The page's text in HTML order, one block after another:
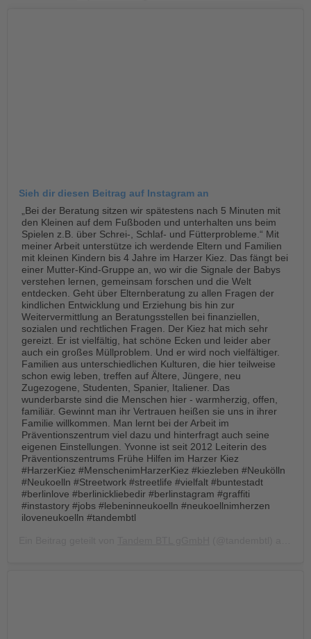
tandem international
Magazin
KONTAKT
Impressum
Datenschutz
Hinweisgebersystem
Intranet
Sieh dir diesen Beitrag auf Instagram an
„Bei der Beratung sitzen wir spätestens nach 5 Minuten mit
den Kleinen auf dem Fußboden und unterhalten uns beim
Spielen z.B. über Schrei-, Schlaf- und Fütterprobleme.“ Mit
meiner Arbeit unterstütze ich werdende Eltern und Familien
mit kleinen Kindern bis 4 Jahre im Harzer Kiez. Das fängt bei
einer Mutter-Kind-Gruppe an, wo wir die Signale der Babys
verstehen lernen, gemeinsam forschen und die Welt
entdecken. Geht über Elternberatung zu allen Fragen der
kindlichen Entwicklung und Erziehung bis hin zur
Weitervermittlung an Beratungsstellen bei finanziellen,
sozialen und rechtlichen Fragen. Der Kiez hat mich sehr
gereizt. Er ist vielfältig, hat schöne Ecken und leider aber
auch ein großes Müllproblem. Und er wird noch vielfältiger.
Familien aus unterschiedlichen Kulturen, die hier teilweise
schon ewig leben, treffen auf Ältere, Jüngere, neu
Zugezogene, Studenten, Spanier, Italiener. Das
wunderbarste sind die Menschen hier - warmherzig, offen,
familiär. Gewinnt man ihr Vertrauen heißen sie uns in ihrer
Familie willkommen. Man lernt bei der Arbeit im
Präventionszentrum viel dazu und hinterfragt auch seine
eigenen Einstellungen. Yvonne ist seit 2012 Leiterin des
Präventionszentrums Frühe Hilfen im Harzer Kiez
#HarzerKiez #MenschenimHarzerKiez #kiezleben #Neukölln
#Neukoelln #Streetwork #streetlife #vielfalt #buntestadt
#berlinlove #berlinickliebedir #berlinstagram #graffiti
#instastory #jobs #lebeninneukoelln #neukoellnimherzen
iloveneukoelln #tandembtl